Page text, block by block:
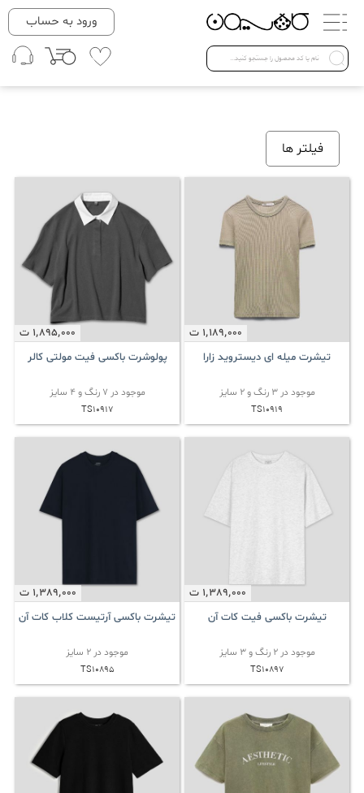
دسته بندی ها
Open submenu ( لباس زنانه )
لباس زنانه
Open submenu ( لباس کودک )
لباس کودک
فروش ویژه
ورود به حساب
فیلتر ها
1٬189٬000 ت
تیشرت میله ای دیستروید زارا
موجود در 3 رنگ و 2 سایز
TS10919
1٬895٬000 ت
پولوشرت باکسی فیت مولتی کالر
موجود در 7 رنگ و 4 سایز
TS10917
1٬389٬000 ت
تیشرت باکسی فیت کات آن
موجود در 2 رنگ و 3 سایز
TS10897
1٬389٬000 ت
تیشرت باکسی آرتیست کلاب کات آن
موجود در 2 سایز
TS10895